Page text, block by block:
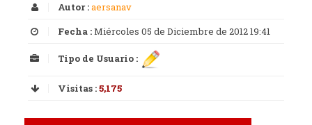
Autor :aersanav
Fecha :Miércoles 05 de Diciembre de 2012 19:41
Tipo de Usuario :
Visitas :5,175